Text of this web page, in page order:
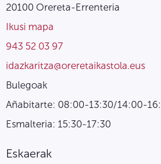
20100 Orereta-Errenteria
Ikusi mapa
943 52 03 97
idazkaritza@oreretaikastola.eus
Bulegoak
Añabitarte: 08:00-13:30/14:00-
Esmalteria: 15:30-17:30
Eskaerak